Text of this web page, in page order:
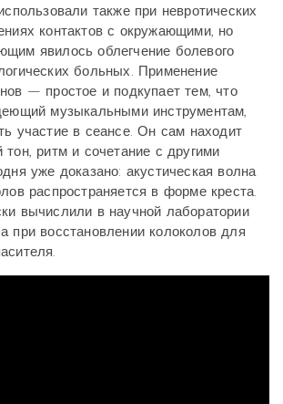
также при невротических
контактов с окружающими, но
явилось облегчение болевого
больных. Применение
— простое и подкупает тем, что
музыкальными инструментам,
участие в сеансе. Он сам находит
ритм и сочетание с другими
уже доказано: акустическая волна
распространяется в форме креста.
вычислили в научной лаборатории
при восстановлении колоколов для